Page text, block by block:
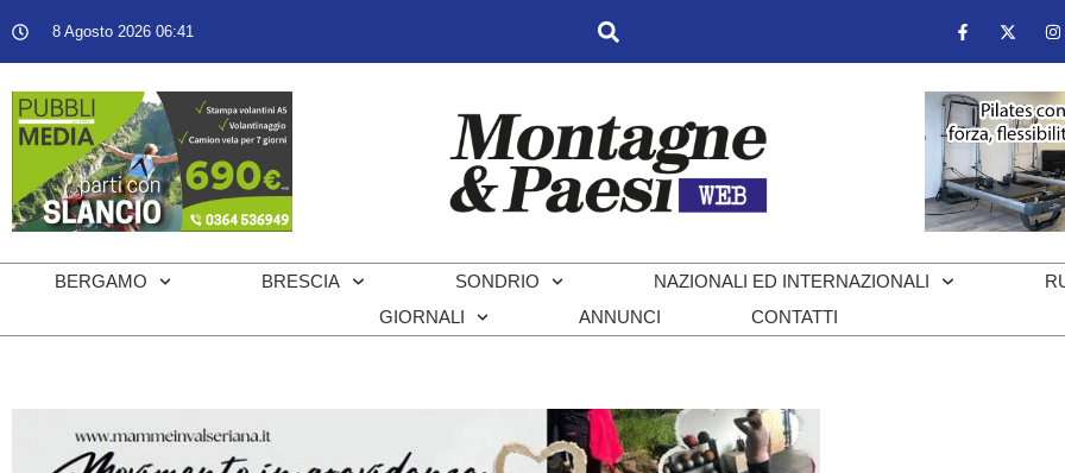
8 Agosto 2026 06:41
BERGAMO BRESCIA SONDRIO NAZIONALI ED INTERNAZIONALI
GIORNALI
ANNUNCI CONTATTI